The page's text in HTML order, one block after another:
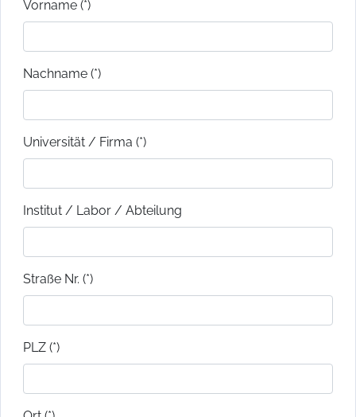
Vorname (*)
Nachname (*)
Universität / Firma (*)
Institut / Labor / Abteilung
Straße Nr. (*)
PLZ (*)